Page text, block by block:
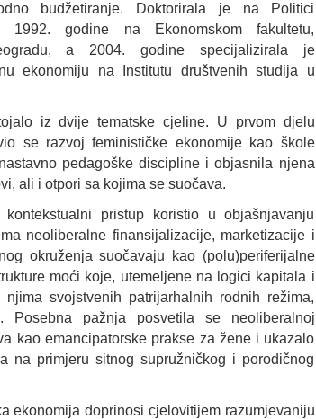
budžetiranje. Doktorirala je na Politici
1992. godine na Ekonomskom fakultetu,
a 2004. godine specijalizirala je
ekonomiju na Institutu društvenih studija u
iz dvije tematske cjeline. U prvom djelu
se razvoj feminističke ekonomije kao škole
pedagoške discipline i objasnila njena
ali i otpori sa kojima se suočava.
pristup koristio u objašnjavanju
neoliberalne finansijalizacije, marketizacije i
okruženja suočavaju kao (polu)periferijalne
moći koje, utemeljene na logici kapitala i
svojstvenih patrijarhalnih rodnih režima,
Posebna pažnja posvetila se neoliberalnoj
kao emancipatorske prakse za žene i ukazalo
na primjeru sitnog supružničkog i porodičnog
ekonomija doprinosi cjelovitijem razumjevaniju